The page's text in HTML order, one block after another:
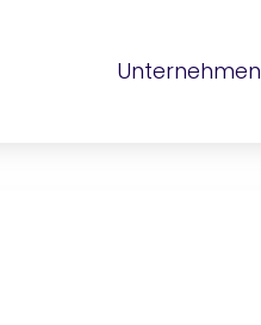
Unternehmen